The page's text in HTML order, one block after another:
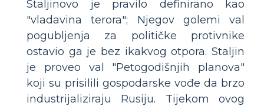
Staljinovo je pravilo definirano kao
"vladavina terora"; Njegov golemi val
pogubljenja za političke protivnike
ostavio ga je bez ikakvog otpora. Staljin
je proveo val "Petogodišnjih planova"
koji su prisilili gospodarske vođe da brzo
industrijaliziraju Rusiju. Tijekom ovog